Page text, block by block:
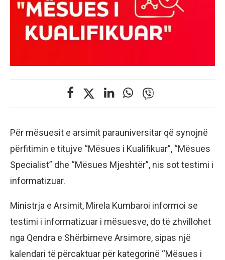
Për mësuesit e arsimit parauniversitar që synojnë
përfitimin e titujve “Mësues i Kualifikuar”, “Mësues
Specialist” dhe “Mësues Mjeshtër”, nis sot testimi i
informatizuar.
Ministrja e Arsimit, Mirela Kumbaroi informoi se
testimi i informatizuar i mësuesve, do të zhvillohet
nga Qendra e Shërbimeve Arsimore, sipas një
kalendari të përcaktuar për kategorinë “Mësues i